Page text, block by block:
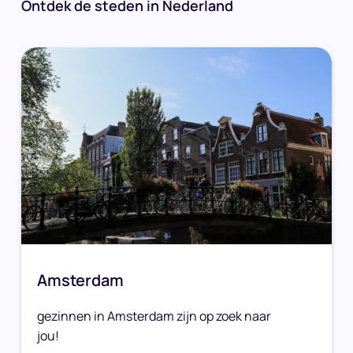
Ontdek de steden in Nederland
Amsterdam
gezinnen in Amsterdam zijn op zoek naar
jou!